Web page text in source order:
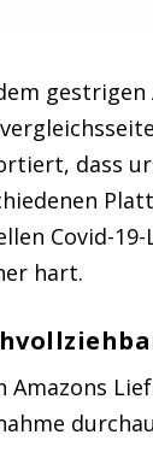
dass
Covid-
hart.
Amazons